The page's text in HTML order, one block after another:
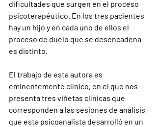
dificultades que surgen en el proceso
psicoterapéutico. En los tres pacientes
hay un hijo y en cada uno de ellos el
proceso de duelo que se desencadena
es distinto.
El trabajo de esta autora es
eminentemente clínico, en el que nos
presenta tres viñetas clínicas que
corresponden a las sesiones de análisis
que esta psicoanalista desarrolló en un